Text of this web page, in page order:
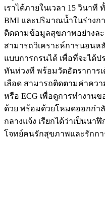
เราได้ภายในเวลา 15 วินา
BMI และปริมาณน้ำในร่างก
ติดตามข้อมูลสุขภาพอย่างละเ
สามารถวิเคราะห์การนอนห
แบบการกรนได้ เพื่อที่จะได้ป
ทันท่วงที พร้อมวัดอัตราการ
เลือด สามารถติดตามค่าคว
หรือ ECG เพื่อดูการทำงาน
ด้วย พร้อมด้วยโหมดออกกำ
กลางแจ้ง เรียกได้ว่าเป็นนา
โจทย์คนรักสุขภาพและรักกา